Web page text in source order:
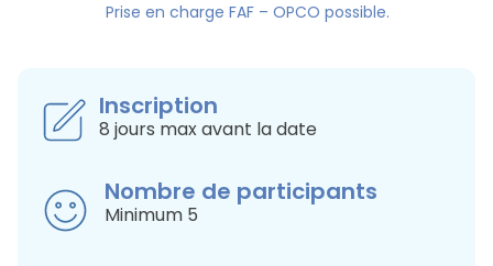
Prise en charge FAF – OPCO possible.
Inscription
8 jours max avant la date
Nombre de participants
Minimum 5